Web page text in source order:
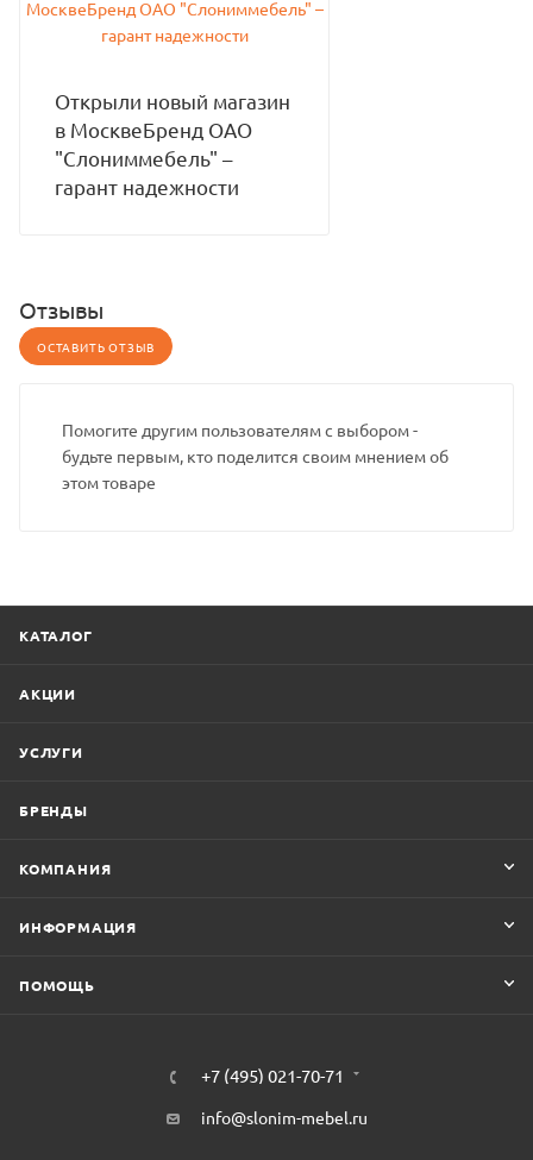
Открыли новый магазин
в МосквеБренд ОАО
"Слониммебель" –
гарант надежности
Отзывы
ОСТАВИТЬ ОТЗЫВ
Помогите другим пользователям с выбором -
будьте первым, кто поделится своим мнением об
этом товаре
КАТАЛОГ
АКЦИИ
УСЛУГИ
БРЕНДЫ
КОМПАНИЯ
ИНФОРМАЦИЯ
ПОМОЩЬ
+7 (495) 021-70-71
info@slonim-mebel.ru